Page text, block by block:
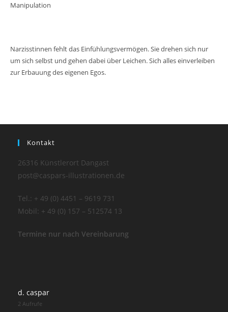
Manipulation
Narzisstinnen fehlt das Einfühlungsvermögen. Sie drehen sich nur
um sich selbst und gehen dabei über Leichen. Sich alles einverleiben
zur Erbauung des eigenen Egos.
Kontakt
26316 Künstlerort Dangast
post@caspars-illustrationen.de
Tel.: + 49 (0) 4451 – 9619 731
Mobil: + 49 (0) 157 – 512574 13
Termine nur nach Vereinbarung
d. caspar
2 Aufrufe